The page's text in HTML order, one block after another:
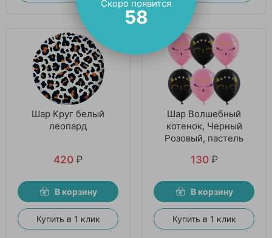
Шар Круг белый
леопард
420 ₽
В корзину
Купить в 1 клик
Шар Волшебный
котенок, Черный
Розовый, пастель
130 ₽
В корзину
Купить в 1 клик
Скоро появится
57